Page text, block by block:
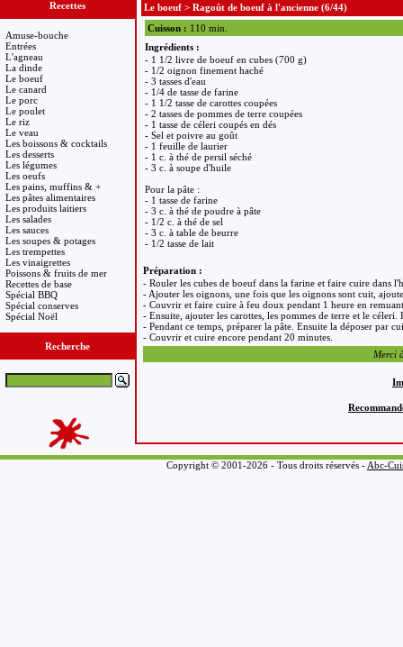
Recettes
Amuse-bouche
Entrées
L'agneau
La dinde
Le boeuf
Le canard
Le porc
Le poulet
Le riz
Le veau
Les boissons & cocktails
Les desserts
Les légumes
Les oeufs
Les pains, muffins & +
Les pâtes alimentaires
Les produits laitiers
Les salades
Les sauces
Les soupes & potages
Les trempettes
Les vinaigrettes
Poissons & fruits de mer
Recettes de base
Spécial BBQ
Spécial conserves
Spécial Noël
Recherche
Le boeuf > Ragoût de boeuf à l'ancienne (6/44)
Cuisson : 110 min.
Ingrédients :
- 1 1/2 livre de boeuf en cubes (700 g)
- 1/2 oignon finement haché
- 3 tasses d'eau
- 1/4 de tasse de farine
- 1 1/2 tasse de carottes coupées
- 2 tasses de pommes de terre coupées
- 1 tasse de céleri coupés en dés
- Sel et poivre au goût
- 1 feuille de laurier
- 1 c. à thé de persil séché
- 3 c. à soupe d'huile
Pour la pâte :
- 1 tasse de farine
- 3 c. à thé de poudre à pâte
- 1/2 c. à thé de sel
- 3 c. à table de beurre
- 1/2 tasse de lait
Préparation :
- Rouler les cubes de boeuf dans la farine et faire cuire dans
- Ajouter les oignons, une fois que les oignons sont cuit,
- Couvrir et faire cuire à feu doux pendant 1 heure en
- Ensuite, ajouter les carottes, les pommes de terre et le
- Pendant ce temps, préparer la pâte. Ensuite la déposer par
- Couvrir et cuire encore pendant 20 minutes.
Merci
Copyright © 2001-2026 - Tous droits réservés - Abc-